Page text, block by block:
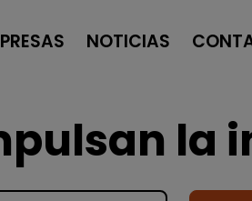
NOTICIAS
la